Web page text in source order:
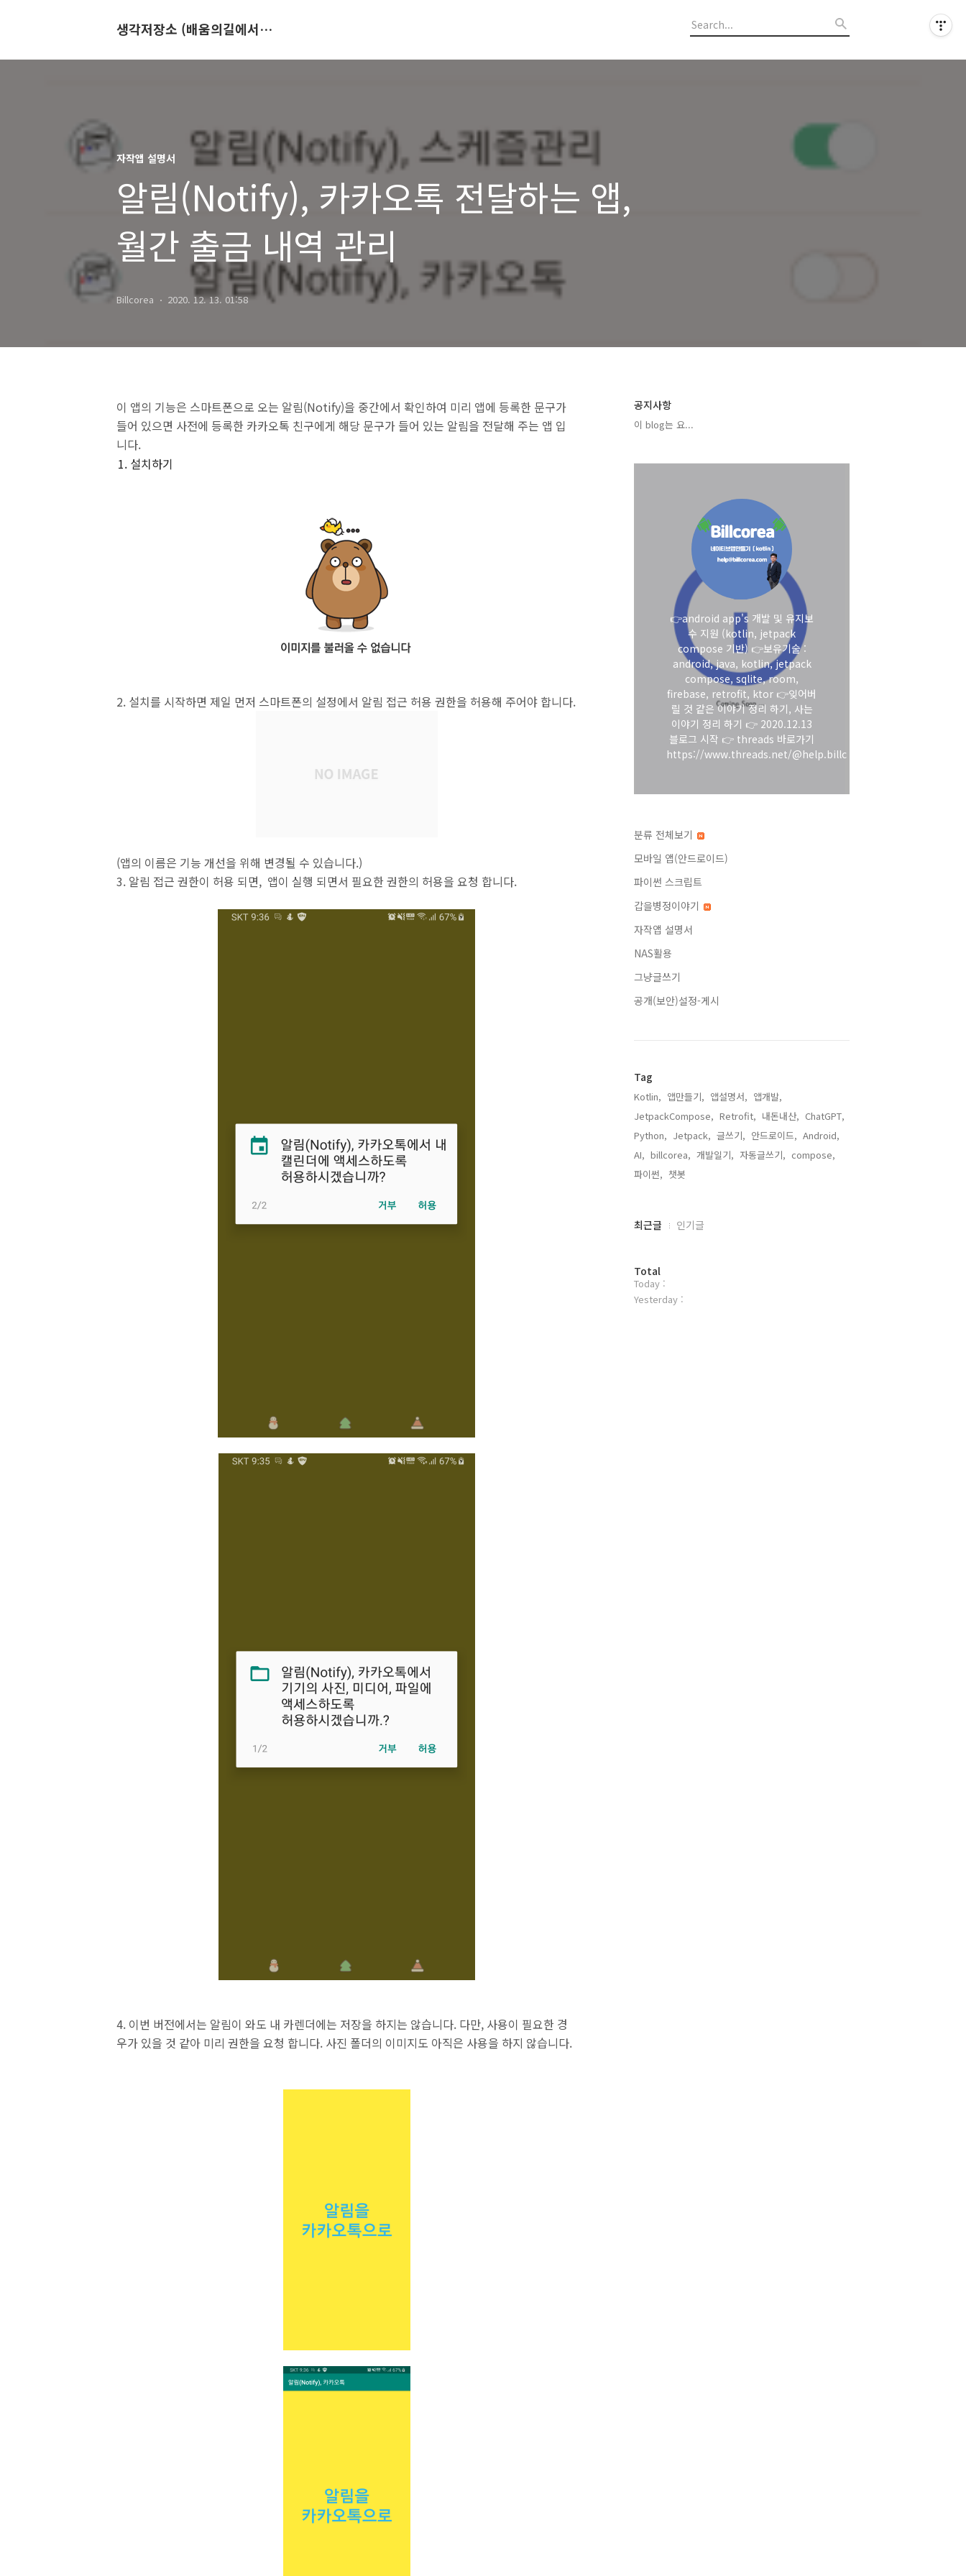
생각저장소 (배움의길에서 만나는 이야기)
자작앱 설명서
알림(Notify), 카카오톡 전달하는 앱,
월간 출금 내역 관리
Billcorea 2020. 12. 13. 01:58
이 앱의 기능은 스마트폰으로 오는 알림(Notify)을 중간에서 확인하여 미리 앱에 등록한 문구가
들어 있으면 사전에 등록한 카카오톡 친구에게 해당 문구가 들어 있는 알림을 전달해 주는 앱 입
니다.
설치하기
2. 설치를 시작하면 제일 먼저 스마트폰의 설정에서 알림 접근 허용 권한을 허용해 주어야 합니다.
(앱의 이름은 기능 개선을 위해 변경될 수 있습니다.)
3. 알림 접근 권한이 허용 되면, 앱이 실행 되면서 필요한 권한의 허용을 요청 합니다.
4. 이번 버전에서는 알림이 와도 내 카렌더에는 저장을 하지는 않습니다. 다만, 사용이 필요한 경
우가 있을 것 같아 미리 권한을 요청 합니다. 사진 폴더의 이미지도 아직은 사용을 하지 않습니다.
공지사항
이 blog는 요...
👉android app's 개발 및 유지보
수 지원 (kotlin, jetpack
compose 기반) 👉보유기술 :
android, java, kotlin, jetpack
compose, sqlite, room,
firebase, retrofit, ktor 👉잊어버
릴 것 같은 이야기 정리 하기, 사는
이야기 정리 하기 👉 2020.12.13
블로그 시작 👉 threads 바로가기
https://www.threads.net/@help.billc
분류 전체보기
모바일 앱(안드로이드)
파이썬 스크립트
갑을병정이야기
자작앱 설명서
NAS활용
그냥글쓰기
공개(보안)설정-게시
Tag
Kotlin, 앱만들기, 앱설명서, 앱개발,
JetpackCompose, Retrofit, 내돈내산, ChatGPT,
Python, Jetpack, 글쓰기, 안드로이드, Android,
AI, billcorea, 개발일기, 자동글쓰기, compose,
파이썬, 챗봇,
최
과
인
기
최근글 인기글
방
문
자
Total
Today :
Yesterday :